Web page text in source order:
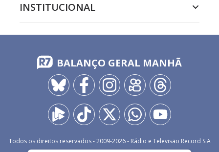
INSTITUCIONAL
BALANÇO GERAL MANHÃ
Todos os direitos reservados - 2009-2026- Rádio e Televisão Record S.A